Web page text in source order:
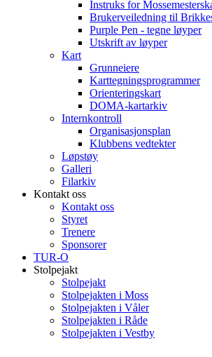
Instruks for
Brukerveiledning til
Purple Pen - tegne løyper
Utskrift av løyper
Kart
Grunneiere
Karttegningsprogrammer
Orienteringskart
DOMA-kartarkiv
Internkontroll
Organisasjonsplan
Klubbens vedtekter
Løpstøy
Galleri
Filarkiv
Kontakt oss
Kontakt oss
Styret
Trenere
Sponsorer
TUR-O
Stolpejakt
Stolpejakt
Stolpejakten i Moss
Stolpejakten i Våler
Stolpejakten i Råde
Stolpejakten i Vestby